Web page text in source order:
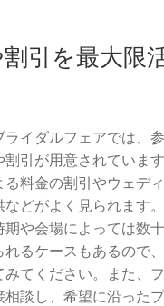
引を最大限
イダルフェアでは、
割引が用意されていま
る料金の割引やウェデ
などがよく見られます
期や会場によっては数
れるケースもあるので
みてください。また、
相談し、希望に沿った